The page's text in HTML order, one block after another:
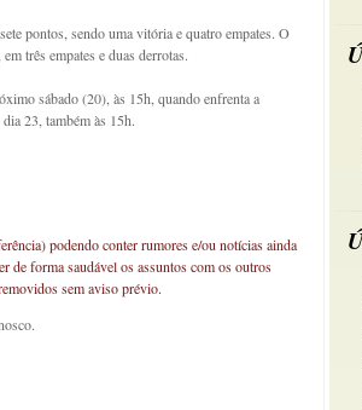
pontos, sendo uma vitória e quatro empates. O
três empates e duas derrotas.
sábado (20), às 15h, quando enfrenta a
23, também às 15h.
podendo conter rumores e/ou notícias ainda
de forma saudável os assuntos com os outros
sem aviso prévio.